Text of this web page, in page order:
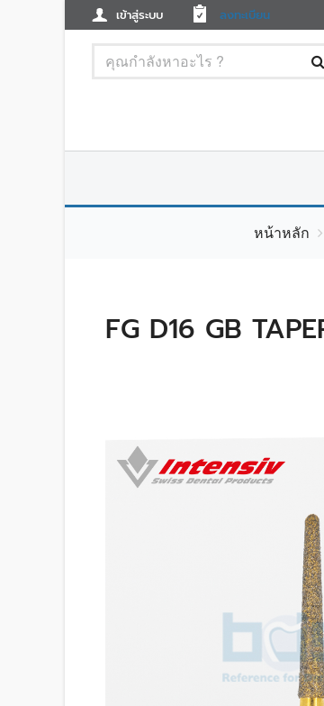
เข้าสู่ระบบ ลงทะเบียน
หน้าหลัก
FG D16 GB